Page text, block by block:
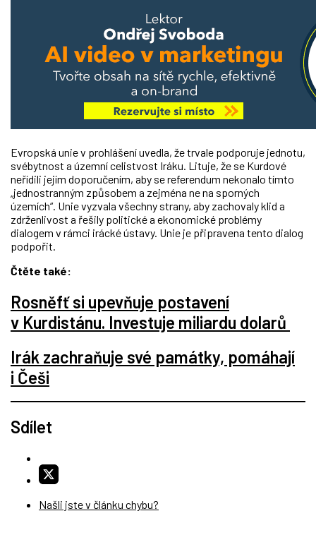
Evropská unie v prohlášení uvedla, že trvale podporuje jednotu,
svébytnost a územní celistvost Iráku. Lituje, že se Kurdové
neřídili jejím doporučením, aby se referendum nekonalo tímto
„jednostranným způsobem a zejména ne na sporných
územích“. Unie vyzvala všechny strany, aby zachovaly klid a
zdrženlivost a řešily politické a ekonomické problémy
dialogem v rámci irácké ústavy. Unie je připravena tento dialog
podpořit.
Čtěte také:
Rosněfť si upevňuje postavení
v Kurdistánu. Investuje miliardu dolarů
Irák zachraňuje své památky, pomáhají
i Češi
Sdílet
Našli jste v článku chybu?